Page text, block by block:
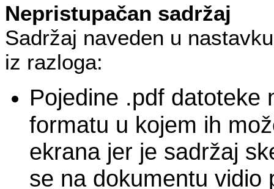
Nepristupačan sadržaj
Sadržaj naveden u
iz razloga:
Pojedine .pdf datoteke
formatu u kojem ih
ekrana jer je sadržaj
se na dokumentu vidio